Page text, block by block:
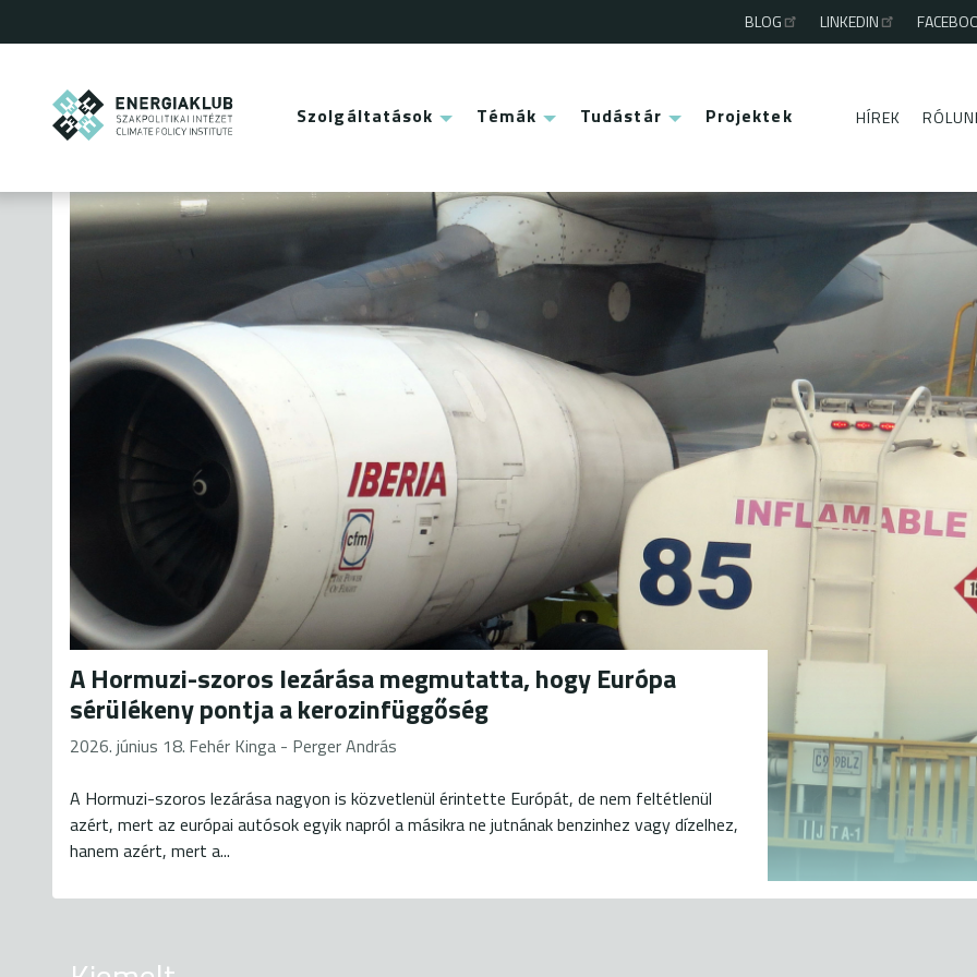
a
ENERGIAKLUB
Main
menu
Szolgáltatások Témák Tudástár Projektek HÍREK
Third
BLOG LINKEDIN
A Hormuzi-szoros lezárása megmutatta, hogy Európa
sérülékeny pontja a kerozinfüggőség
2026. június 18. Fehér Kinga - Perger András
A Hormuzi-szoros lezárása nagyon is közvetlenül érintette Európát, de nem feltétlenül
azért, mert az európai autósok egyik napról a másikra ne jutnának benzinhez vagy dízelhez,
hanem azért, mert a...